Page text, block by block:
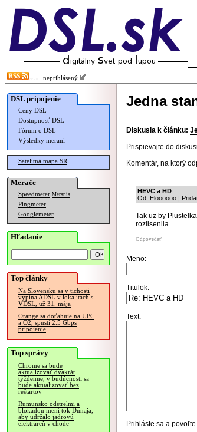
neprihlásený
DSL pripojenie
Ceny DSL
Dostupnosť DSL
Fórum o DSL
Výsledky meraní
Satelitná mapa SR
Merače
Speedmeter Merania
Pingmeter
Googlemeter
Hľadanie
Top články
Na Slovensku sa v tichosti
vypína ADSL v lokalitách s
VDSL, už 31. mája
Orange sa doťahuje na UPC
a O2, spustí 2.5 Gbps
pripojenie
Top správy
Chrome sa bude
aktualizovať dvakrát
týždenne, v budúcnosti sa
bude aktualizovať bez
reštartov
Rumunsko odstrelmi a
blokádou mení tok Dunaja,
aby udržalo jadrovú
elektráreň v chode
Jedna
Diskusia k článku:
Prispievajte do
Komentár, na ktorý
HEVC a HD
Od: Eloooooo |
Tak uz by
rozliseniia.
Odpovedať
Meno:
Titulok:
Text:
Prihláste sa a